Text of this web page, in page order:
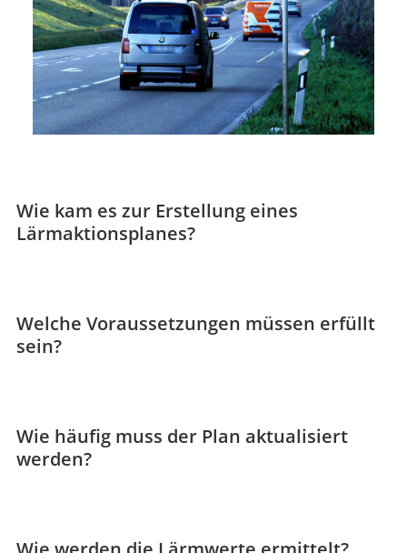
Wie kam es zur Erstellung eines
Lärmaktionsplanes?
Welche Voraussetzungen müssen erfüllt
sein?
Wie häufig muss der Plan aktualisiert
werden?